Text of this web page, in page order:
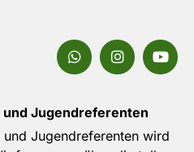
Jugendreferenten
Jugendreferenten wird